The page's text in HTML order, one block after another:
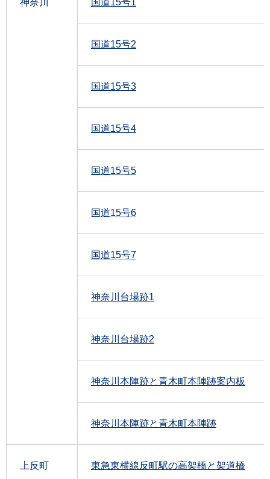
神奈川 国道15号1
国道15号2
国道15号3
国道15号4
国道15号5
国道15号6
国道15号7
神奈川台場跡1
神奈川台場跡2
神奈川本陣跡と青木町本陣跡案内板
神奈川本陣跡と青木町本陣跡
上反町 東急東横線反町駅の高架橋と架道橋